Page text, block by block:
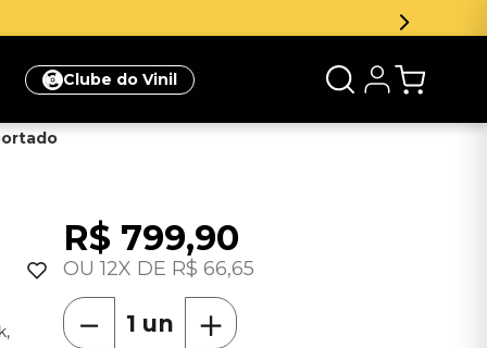
de desconto na sua primeira compra Clique aqui
Clube do Vinil
R$ 799,90
12 R$ 66,65
＋
－